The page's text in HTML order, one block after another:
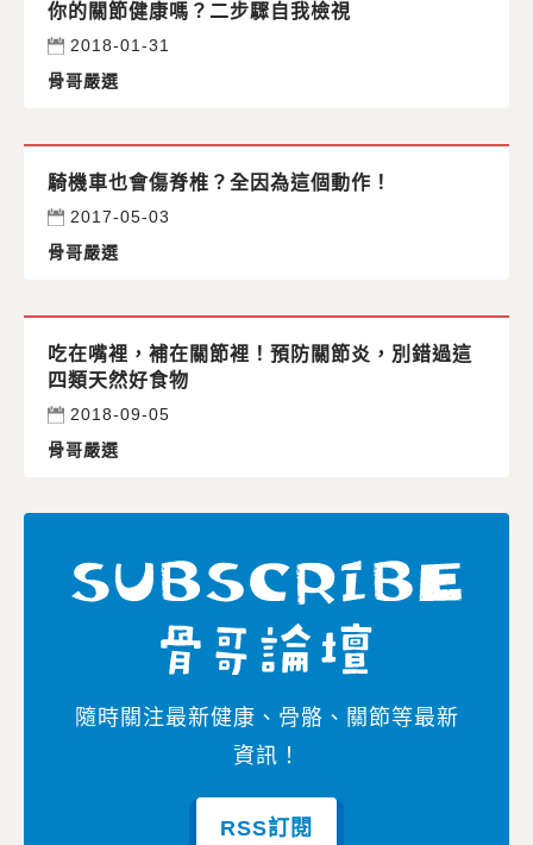
你的關節健康嗎？二步驟自我檢視
2018-01-31
骨哥嚴選
騎機車也會傷脊椎？全因為這個動作！
2017-05-03
骨哥嚴選
吃在嘴裡，補在關節裡！預防關節炎，別錯過這
四類天然好食物
2018-09-05
骨哥嚴選
隨時關注最新健康、骨骼、關節等最新
資訊！
RSS訂閱